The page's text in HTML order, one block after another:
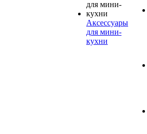
Аксессуары
для мини-
кухни